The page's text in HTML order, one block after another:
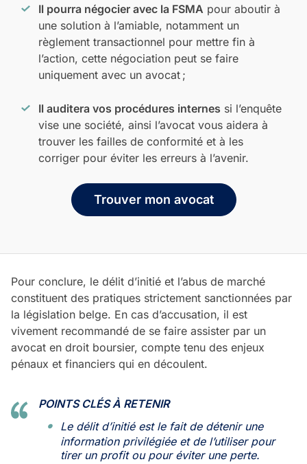
Il pourra négocier avec la FSMA pour aboutir à
une solution à l’amiable, notamment un
règlement transactionnel pour mettre fin à
l’action, cette négociation peut se faire
uniquement avec un avocat ;
Il auditera vos procédures internes si l’enquête
vise une société, ainsi l’avocat vous aidera à
trouver les failles de conformité et à les
corriger pour éviter les erreurs à l’avenir.
Trouver mon avocat
Pour conclure, le délit d’initié et l’abus de marché
constituent des pratiques strictement sanctionnées par
la législation belge. En cas d’accusation, il est
vivement recommandé de se faire assister par un
avocat en droit boursier, compte tenu des enjeux
pénaux et financiers qui en découlent.
POINTS CLÉS À RETENIR
Le délit d’initié est le fait de détenir une
information privilégiée et de l’utiliser pour
tirer un profit ou pour éviter une perte.